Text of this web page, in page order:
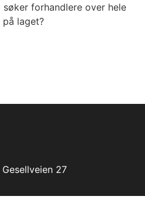
søker forhandlere over hele
laget?
27